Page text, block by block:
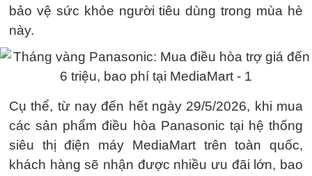
bảo vệ sức khỏe người tiêu dùng trong mùa hè
này.
Cụ thể, từ nay đến hết ngày 29/5/2026, khi mua
các sản phẩm điều hòa Panasonic tại hệ thống
siêu thị điện máy MediaMart trên toàn quốc,
khách hàng sẽ nhận được nhiều ưu đãi lớn, bao